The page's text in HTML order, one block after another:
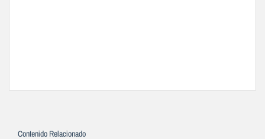
Contenido Relacionado